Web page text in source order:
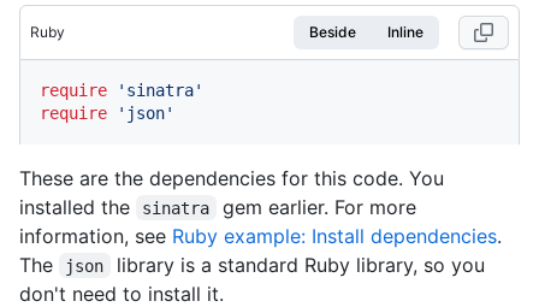
Ruby Beside Inline
require
'sinatra'
require
'json'
These are the dependencies for this code. You
installed the
sinatra
gem earlier. For more
information, see Ruby example: Install dependencies.
The
json
library is a standard Ruby library, so you
don't need to install it.